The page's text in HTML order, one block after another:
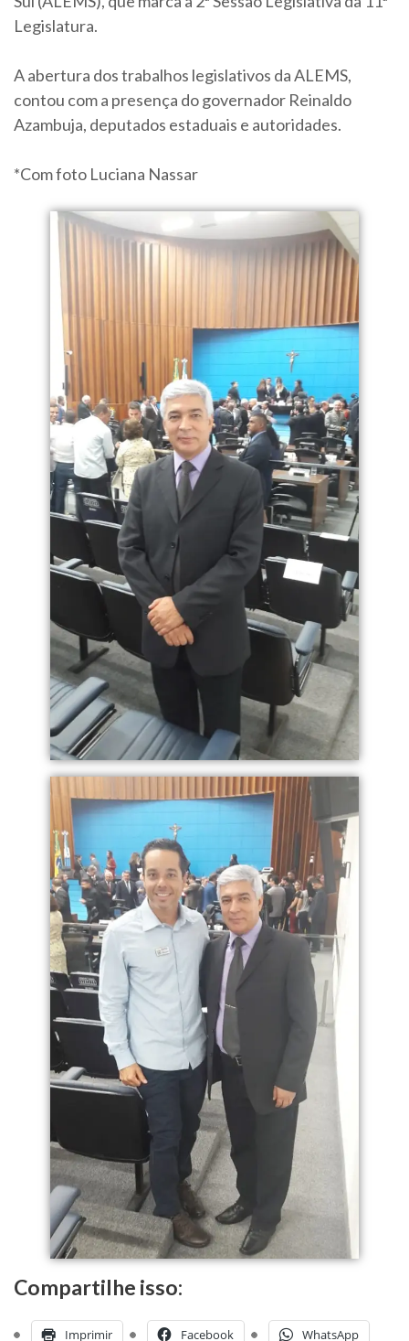
Legislatura.
A abertura dos trabalhos legislativos da ALEMS,
contou com a presença do governador Reinaldo
Azambuja, deputados estaduais e autoridades.
*Com foto Luciana Nassar
Compartilhe isso:
Imprimir Facebook WhatsApp